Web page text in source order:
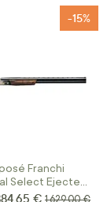
Franchi
Select Ejecteur
76
-15%
Spécial
€ Prix normal
1 629,00 €